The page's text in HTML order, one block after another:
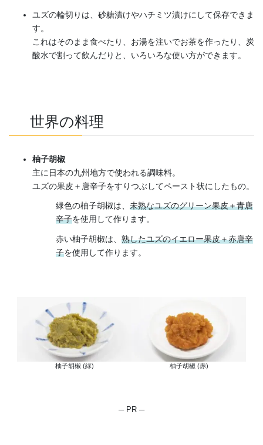
ユズの輪切りは、砂糖漬けやハチミツ漬けにして保存できま
す。
これはそのまま食べたり、お湯を注いでお茶を作ったり、炭
酸水で割って飲んだりと、いろいろな使い方ができます。
世界の料理
柚子胡椒
主に日本の九州地方で使われる調味料。
ユズの果皮＋唐辛子をすりつぶしてペースト状にしたもの。
緑色の柚子胡椒は、 未熟なユズのグリーン果皮＋青唐
辛子を使用して作ります。
赤い柚子胡椒は、 熟したユズのイエロー果皮＋赤唐辛
子を使用して作ります。
柚子胡椒 (緑) 柚子胡椒 (赤)
─ PR ─